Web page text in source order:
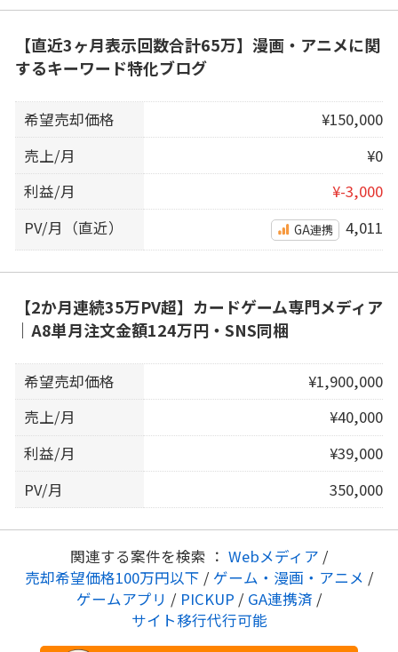
【直近3ヶ月表示回数合計65万】漫画・アニメに関
するキーワード特化ブログ
希望売却価格
¥150,000
売上/月
¥0
利益/月
¥-3,000
PV/月（直近）
GA連携 4,011
【2か月連続35万PV超】カードゲーム専門メディア
｜A8単月注文金額124万円・SNS同梱
希望売却価格
¥1,900,000
売上/月
¥40,000
利益/月
¥39,000
PV/月
350,000
関連する案件を検索 ： Webメディア /
売却希望価格100万円以下 / ゲーム・漫画・アニメ /
ゲームアプリ / PICKUP / GA連携済 /
サイト移行代行可能